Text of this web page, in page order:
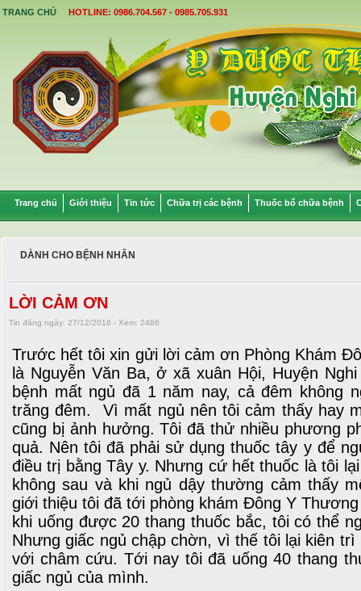
TRANG CHỦ HOTLINE: 0986.704.567 - 0985.705.931
Trang chủ Giới thiệu Tin tức Chữa trị các bệnh Thuốc bổ chữa bệnh
DÀNH CHO BỆNH NHÂN
LỜI CẢM ƠN
Tin đăng ngày: 27/12/2018 - Xem: 2486
Trước hết tôi xin gửi lời cảm ơn Phòng Khám
là Nguyễn Văn Ba, ở xã xuân Hội, Huyện
bệnh mất ngủ đã 1 năm nay, cả đêm không
trăng đêm. Vì mất ngủ nên tôi cảm thấy hay
cũng bị ảnh hưởng. Tôi đã thử nhiều phương
quả. Nên tôi đã phải sử dụng thuốc tây y để
điều trị bằng Tây y. Nhưng cứ hết thuốc là tôi
không sau và khi ngủ dậy thường cảm thấy
giới thiệu tôi đã tới phòng khám Đông Y
khi uống được 20 thang thuốc bắc, tôi có thể
Nhưng giấc ngủ chập chờn, vì thế tôi lại kiên
với châm cứu. Tới nay tôi đã uống 40 thang
giấc ngủ của mình.